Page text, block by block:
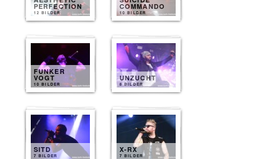
PERFECTION
12 BILDER
COMMANDO
10 BILDER
FUNKER
VOGT
10 BILDER
UNZUCHT
8 BILDER
SITD
7 BILDER
X-RX
7 BILDER